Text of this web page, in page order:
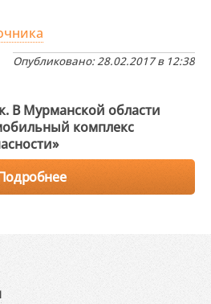
Опубликовано: 28.02.2017 в 12:38
В Мурманской области
комплекс